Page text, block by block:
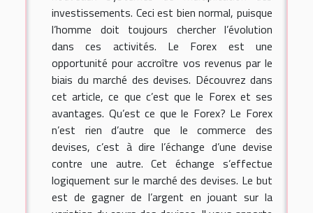
investissements. Ceci est bien normal, puisque
l’homme doit toujours chercher l’évolution
dans ces activités. Le Forex est une
opportunité pour accroître vos revenus par le
biais du marché des devises. Découvrez dans
cet article, ce que c’est que le Forex et ses
avantages. Qu’est ce que le Forex? Le Forex
n’est rien d’autre que le commerce des
devises, c’est à dire l’échange d’une devise
contre une autre. Cet échange s’effectue
logiquement sur le marché des devises. Le but
est de gagner de l’argent en jouant sur la